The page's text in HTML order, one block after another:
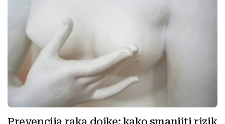
Prevencija raka dojke: kako smanjiti rizik